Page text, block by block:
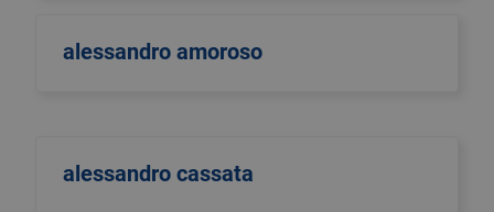
alessandro amoroso
alessandro cassata